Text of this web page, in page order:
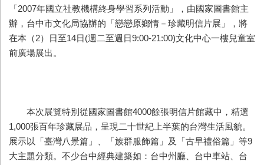
「2007年國立社教機構終身學習系列活動」，由國家圖書館主
辦，台中市文化局協辦的「戀戀原鄉情－珍藏明信片展」，將
在本（2）日至14日(週二至週日9:00-21:00)文化中心一樓兒童室
前廣場展出。
本次展覽特別從國家圖書館4000餘張明信片館藏中，精選
1,000張百年珍藏展品，呈現二十世紀上半葉的台灣生活風貌。
展示以「臺灣八景篇」、「族群服飾篇」及「古早禮俗篇」等9
大主題分類。不少台中經典建築如：台中州廳、台中車站、台